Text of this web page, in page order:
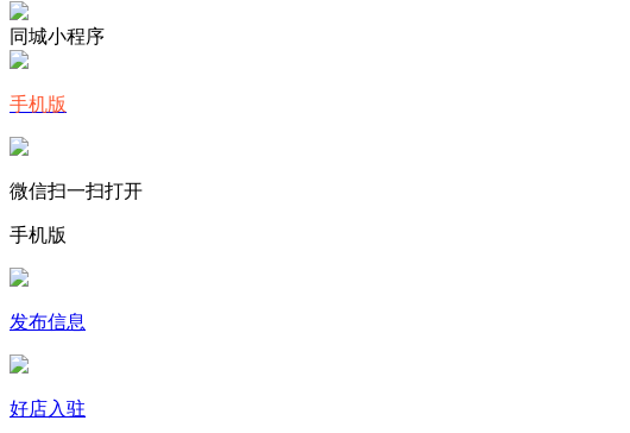
同城小程序
手机版
微信扫一扫打开
手机版
发布信息
好店入驻